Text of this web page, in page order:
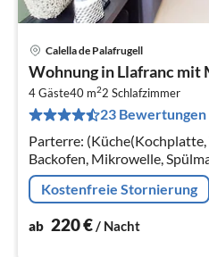
Calella de Palafrugell
Wohnung in Llafranc mit
4 Gäste40 m22 Schlafzimmer
23 Bewertungen
Parterre: (Küche(Kochplatte,
Backofen, Mikrowelle,
Tiefkühlschrank, ), Wohn/
Sitzecke)
Kostenfreie Stornierung
ab 220€/ Nacht